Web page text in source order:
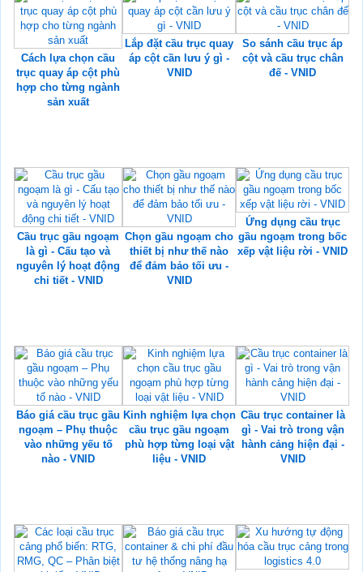
Cách lựa chọn cầu
trục quay áp cột phù
hợp cho từng ngành
sản xuất
Lắp đặt cầu trục quay
áp cột cần lưu ý gì -
VNID
So sánh cầu trục áp
cột và cầu trục chân
đế - VNID
Cầu trục gầu ngoạm
là gì - Cấu tạo và
nguyên lý hoạt động
chi tiết - VNID
Chọn gầu ngoạm cho
thiết bị như thế nào
để đảm bảo tối ưu -
VNID
Ứng dụng cầu trục
gầu ngoạm trong bốc
xếp vật liệu rời - VNID
Báo giá cầu trục gầu
ngoạm – Phụ thuộc
vào những yếu tố
nào - VNID
Kinh nghiệm lựa chọn
cầu trục gầu ngoạm
phù hợp từng loại vật
liệu - VNID
Cầu trục container là
gì - Vai trò trong vận
hành cảng hiện đại -
VNID